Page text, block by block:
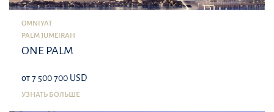
OMNIYAT
PALM JUMEIRAH
ONE PALM
от 7 500 700 USD
УЗНАТЬ БОЛЬШЕ